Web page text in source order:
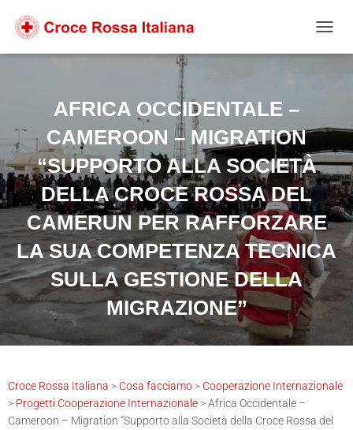
contenuto
alla
navigazione
footer
AFRICA OCCIDENTALE –
CAMEROON – MIGRATION
“SUPPORTO ALLA SOCIETÀ
DELLA CROCE ROSSA DEL
CAMERUN PER RAFFORZARE
LA SUA COMPETENZA TECNICA
SULLA GESTIONE DELLA
MIGRAZIONE”
Croce Rossa Italiana > Cosa facciamo > Cooperazione Internazionale
> Progetti Cooperazione Internazionale >Africa Occidentale –
Cameroon – Migration “Supporto alla Società della Croce Rossa del